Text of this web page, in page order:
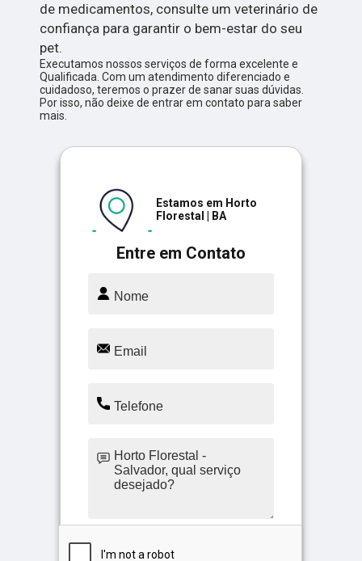
de medicamentos, consulte um veterinário de
confiança para garantir o bem-estar do seu
pet.
Executamos nossos serviços de forma excelente e
Qualificada. Com um atendimento diferenciado e
cuidadoso, teremos o prazer de sanar suas dúvidas.
Por isso, não deixe de entrar em contato para saber
mais.
Entre em Contato
Estamos em Horto
Florestal | BA